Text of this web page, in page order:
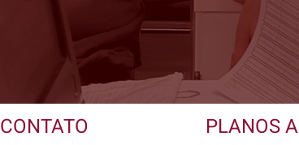
CONTATO PLANOS